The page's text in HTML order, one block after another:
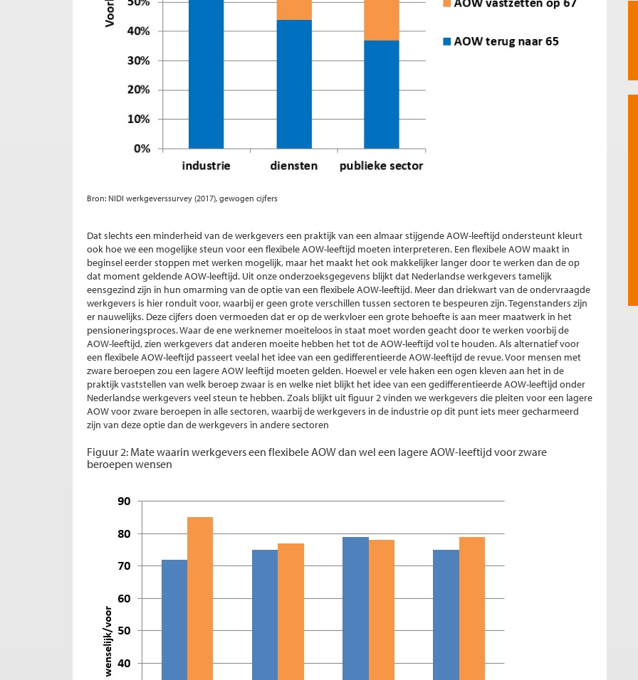
Bron: NIDI werkgeverssurvey (2017), gewogen cijfers
Dat slechts een minderheid van de werkgevers een praktijk van een almaar stijgende AOW-leeftijd ondersteunt kleurt
ook hoe we een mogelijke steun voor een flexibele AOW-leeftijd moeten interpreteren. Een flexibele AOW maakt in
beginsel eerder stoppen met werken mogelijk, maar het maakt het ook makkelijker langer door te werken dan de op
dat moment geldende AOW-leeftijd. Uit onze onderzoeksgegevens blijkt dat Nederlandse werkgevers tamelijk
eensgezind zijn in hun omarming van de optie van een flexibele AOW-leeftijd. Meer dan driekwart van de ondervraagde
werkgevers is hier ronduit voor, waarbij er geen grote verschillen tussen sectoren te bespeuren zijn. Tegenstanders zijn
er nauwelijks. Deze cijfers doen vermoeden dat er op de werkvloer een grote behoefte is aan meer maatwerk in het
pensioneringsproces. Waar de ene werknemer moeiteloos in staat moet worden geacht door te werken voorbij de
AOW-leeftijd, zien werkgevers dat anderen moeite hebben het tot de AOW-leeftijd vol te houden. Als alternatief voor
een flexibele AOW-leeftijd passeert veelal het idee van een gedifferentieerde AOW-leeftijd de revue. Voor mensen met
zware beroepen zou een lagere AOW leeftijd moeten gelden. Hoewel er vele haken een ogen kleven aan het in de
praktijk vaststellen van welk beroep zwaar is en welke niet blijkt het idee van een gedifferentieerde AOW-leeftijd onder
Nederlandse werkgevers veel steun te hebben. Zoals blijkt uit figuur 2 vinden we werkgevers die pleiten voor een lagere
AOW voor zware beroepen in alle sectoren, waarbij de werkgevers in de industrie op dit punt iets meer gecharmeerd
zijn van deze optie dan de werkgevers in andere sectoren
Figuur 2: Mate waarin werkgevers een flexibele AOW dan wel een lagere AOW-leeftijd voor zware
beroepen wensen